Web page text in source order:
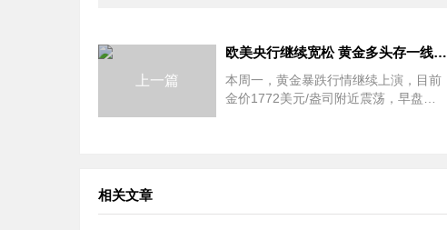
上一篇
欧美央行继续宽松 黄金多头存一线生机？
本周一，黄金暴跌行情继续上演，目前
金价1772美元/盎司附近震荡，早盘下
相关文章